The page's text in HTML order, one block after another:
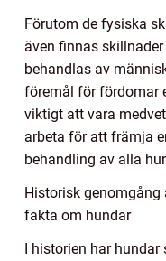
Förutom de fysiska
även finnas
behandlas av
föremål för fördomar
viktigt att vara
arbeta för att främja
behandling av alla
Historisk genomgång
fakta om hundar
I historien har